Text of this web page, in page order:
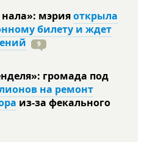
нала»: мэрияоткрыла
билету и ждет
9
громада под
на ремонт
из-за фекального